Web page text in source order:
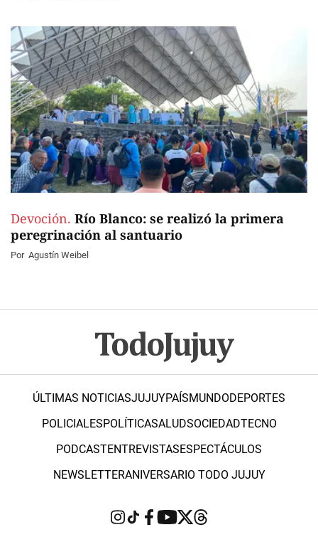
Devoción. Río Blanco: se realizó la primera
peregrinación al santuario
Por Agustín Weibel
ÚLTIMAS NOTICIASJUJUYPAÍSMUNDODEPORTES
POLICIALESPOLÍTICASALUDSOCIEDADTECNO
PODCASTENTREVISTASESPECTÁCULOS
NEWSLETTERANIVERSARIO TODO JUJUY